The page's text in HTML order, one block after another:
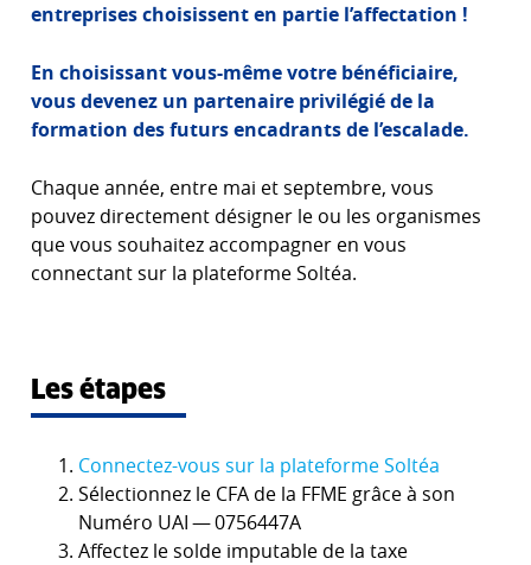
entreprises choisissent en partie l’affectation !
En choisissant vous-même votre bénéficiaire,
vous devenez un partenaire privilégié de la
formation des futurs encadrants de l’escalade.
Chaque année, entre mai et septembre, vous
pouvez directement désigner le ou les organismes
que vous souhaitez accompagner en vous
connectant sur la plateforme Soltéa.
Les étapes
Connectez-vous sur la plateforme Soltéa
Sélectionnez le CFA de la FFME grâce à son
Numéro UAI — 0756447A
Affectez le solde imputable de la taxe